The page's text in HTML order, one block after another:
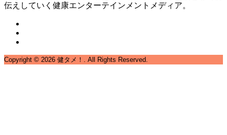
伝えしていく健康エンターテインメントメディア。
Copyright © 2026 健タメ！. All Rights Reserved.